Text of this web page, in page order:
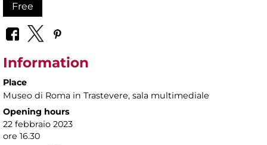
Free
Information
Place
Museo di Roma in Trastevere, sala multimediale
Opening hours
22 febbraio 2023
ore 16.30